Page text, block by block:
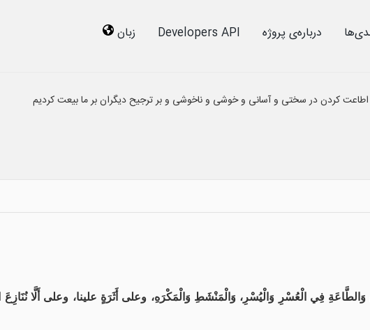
درباره‌ى پروژه Developers API زبان
اطاعت کردن در سختی و آسانی و خوشی و ناخوشی و بر ترجیح دیگران بر ما بیعت کردیم
فِي الْعُسْرِ وَالْيُسْرِ، وَالْمَنْشَطِ وَالْمَكْرَهِ، وعلى أَثَرَةٍ علينا، وعلى أَلَّا نُنَازِعَ